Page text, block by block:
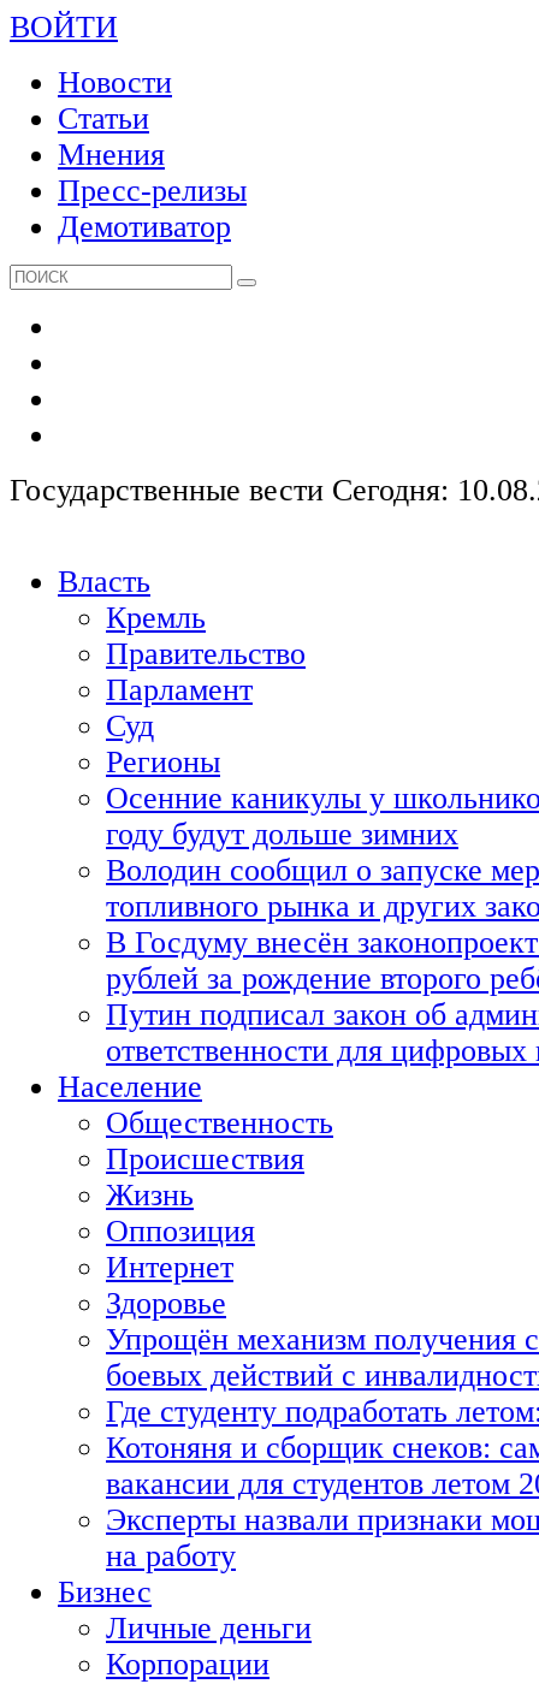
ВОЙТИ
Новости
Статьи
Мнения
Пресс-релизы
Демотиватор
Государственные вести Сегодня:
Власть
Кремль
Правительство
Парламент
Суд
Регионы
Осенние каникулы у
году будут дольше зимних
Володин сообщил о запуске
топливного рынка и других
В Госдуму внесён
рублей за рождение второго
Путин подписал закон об
ответственности для
Население
Общественность
Происшествия
Жизнь
Оппозиция
Интернет
Здоровье
Упрощён механизм получения
боевых действий с
Где студенту подработать
Котоняня и сборщик снеков:
вакансии для студентов летом
Эксперты назвали признаки
на работу
Бизнес
Личные деньги
Корпорации